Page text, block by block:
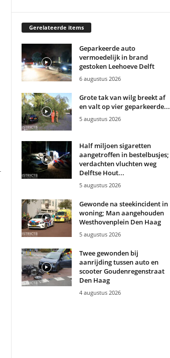
Gerelateerde items
Geparkeerde auto
vermoedelijk in brand
gestoken Leehoeve Delft
6 augustus 2026
Grote tak van wilg breekt af
en valt op vier geparkeerde...
5 augustus 2026
Half miljoen sigaretten
aangetroffen in bestelbusjes;
verdachten vluchten weg
Delftse Hout...
5 augustus 2026
Gewonde na steekincident in
woning; Man aangehouden
Westhovenplein Den Haag
5 augustus 2026
Twee gewonden bij
aanrijding tussen auto en
scooter Goudenregenstraat
Den Haag
4 augustus 2026